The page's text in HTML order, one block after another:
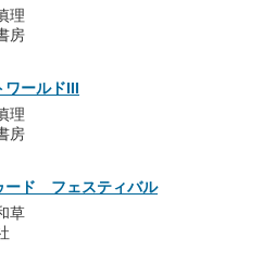
理
房
ワールドIII
理
房
ード フェスティバル
草